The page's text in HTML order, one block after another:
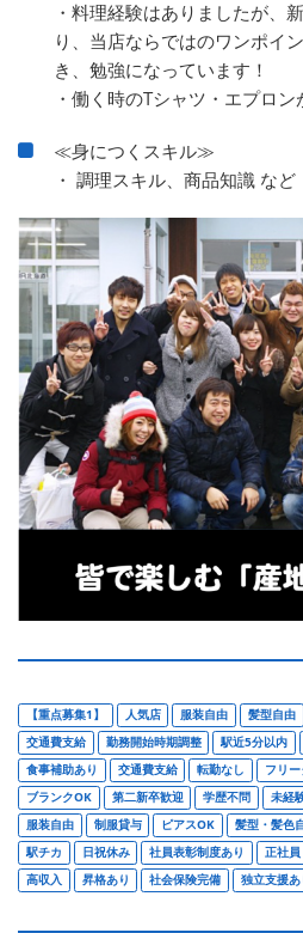
・料理経験はありましたが、
り、当店ならではのワンポイ
き、勉強になっています！
・働く時のTシャツ・エプロン
≪身につくスキル≫
・ 調理スキル、商品知識 など
【重点募集1】 人気店 服装自由 髪型自由
交通費支給
勤務開始時期調整 駅近5分以内
食事補助あり
交通費支給 転勤なし フリ
ブランクOK
第二新卒歓迎 学歴不問 未経
服装自由
制服貸与 ピアスOK 髪型・髪色
駅チカ
日祝休み 社員表彰制度あり 正社員
高収入
昇格あり 社会保険完備 独立支援あ